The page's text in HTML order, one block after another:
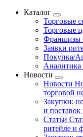
Каталог
Торговые
Торговые
Франшизы
Заявки
Покупка/
Новости
Новости
торговой
Закупки:
и поставок
Статьи
ритейле и